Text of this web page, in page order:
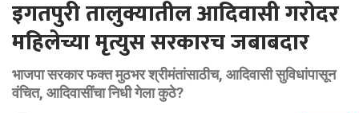
इगतपुरी तालुक्यातील आदिवासी गरोदर
महिलेच्या मृत्युस सरकारच जबाबदार
भाजपा सरकार फक्त मुठभर श्रीमंतांसाठीच, आदिवासी सुविधांपासून
वंचित, आदिवासींचा निधी गेला कुठे?